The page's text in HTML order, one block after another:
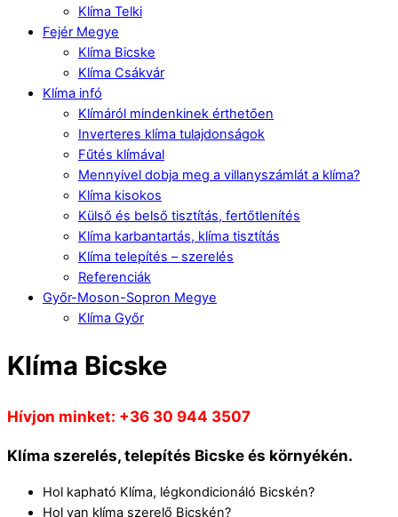
Klíma Telki
Fejér Megye
Klíma Bicske
Klíma Csákvár
Klíma infó
Klímáról mindenkinek érthetően
Inverteres klíma tulajdonságok
Fűtés klímával
Mennyivel dobja meg a villanyszámlát a klíma?
Klíma kisokos
Külső és belső tisztítás, fertőtlenítés
Klíma karbantartás, klíma tisztítás
Klíma telepítés – szerelés
Referenciák
Győr-Moson-Sopron Megye
Klíma Győr
Klíma Bicske
Hívjon minket: +36 30 944 3507
Klíma szerelés, telepítés Bicske és környékén.
Hol kapható Klíma, légkondicionáló Bicskén?
Hol van klíma szerelő Bicskén?